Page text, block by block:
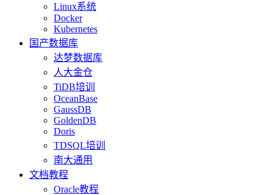
Linux系统
Docker
Kubernetes
国产数据库
达梦数据库
人大金仓
TiDB培训
OceanBase
GaussDB
GoldenDB
Doris
TDSQL培训
南大通用
文档教程
Oracle教程